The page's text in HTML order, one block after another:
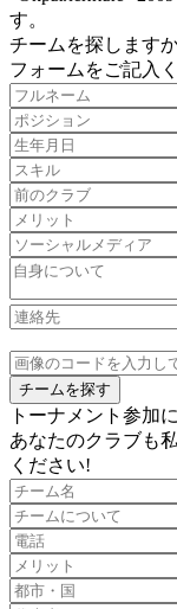
す。
チームを探します
フォームをご記入
チームを探す
トーナメント参加
あなたのクラブも
ください!